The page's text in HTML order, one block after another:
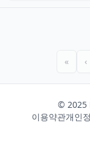
« ‹
© 2025
이용약관개인